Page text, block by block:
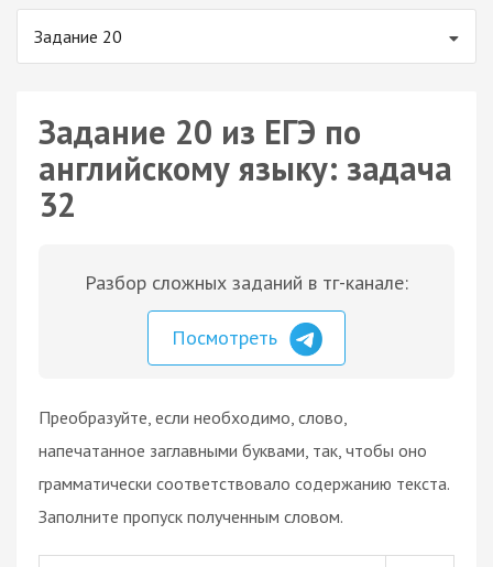
Задание 20
Задание 20 из ЕГЭ по
английскому языку: задача
32
Разбор сложных заданий в тг-канале:
Посмотреть
Преобразуйте, если необходимо, слово,
напечатанное заглавными буквами, так, чтобы оно
грамматически соответствовало содержанию текста.
Заполните пропуск полученным словом.